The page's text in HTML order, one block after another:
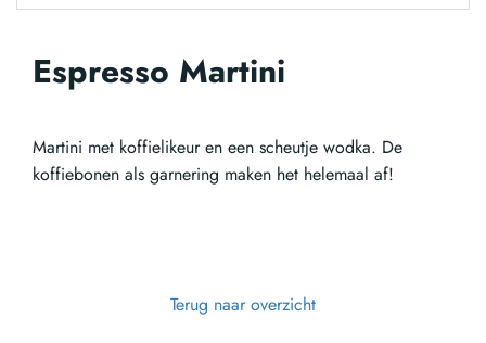
Espresso Martini
Martini met koffielikeur en een scheutje wodka. De
koffiebonen als garnering maken het helemaal af!
Terug naar overzicht